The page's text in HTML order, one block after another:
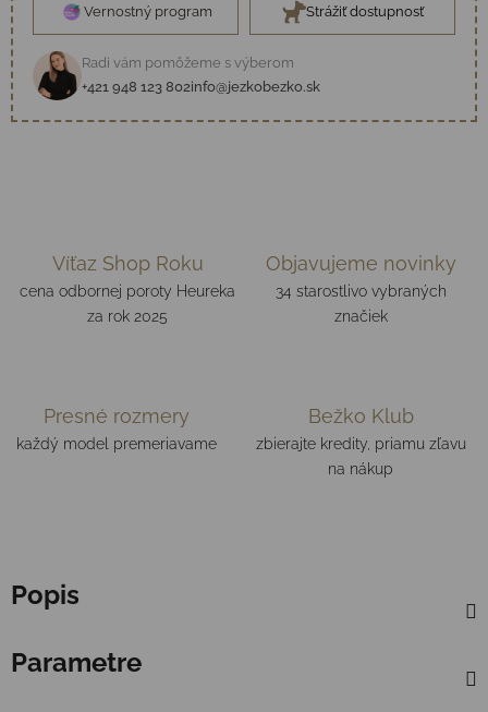
Vernostný program Strážiť dostupnosť
Radi vám pomôžeme s výberom
+421 948 123 802info@jezkobezko.sk
Víťaz Shop Roku
cena odbornej poroty Heureka
za rok 2025
Objavujeme novinky
34 starostlivo vybraných
značiek
Presné rozmery
každý model premeriavame
Bežko Klub
zbierajte kredity, priamu zľavu
na nákup
Popis
Parametre